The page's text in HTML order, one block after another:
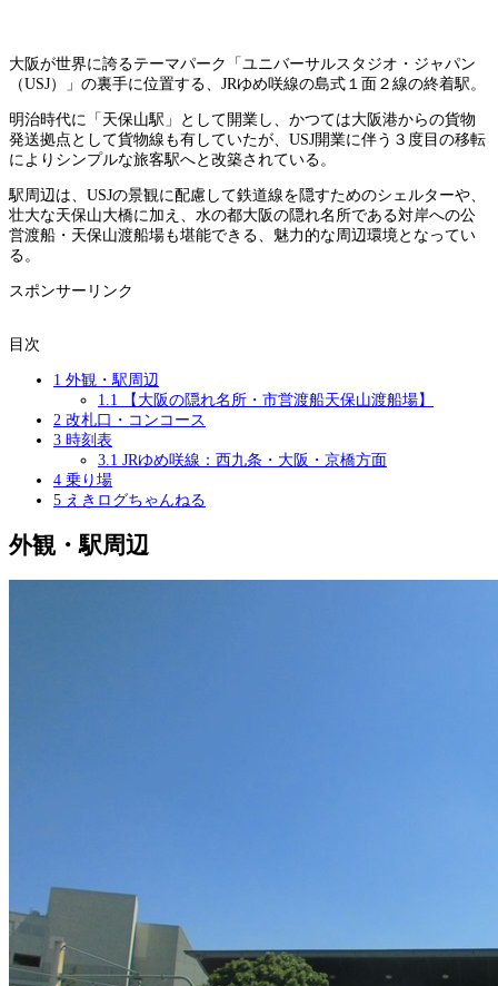
大阪が世界に誇るテーマパーク「ユニバーサルスタジオ・ジャパン
（USJ）」の裏手に位置する、JRゆめ咲線の島式１面２線の終着駅。
明治時代に「天保山駅」として開業し、かつては大阪港からの貨物
発送拠点として貨物線も有していたが、USJ開業に伴う３度目の移転
によりシンプルな旅客駅へと改築されている。
駅周辺は、USJの景観に配慮して鉄道線を隠すためのシェルターや、
壮大な天保山大橋に加え、水の都大阪の隠れ名所である対岸への公
営渡船・天保山渡船場も堪能できる、魅力的な周辺環境となってい
る。
スポンサーリンク
目次
1 外観・駅周辺
1.1
【大阪の隠れ名所・市営渡船天保山渡船場】
2 改札口・コンコース
3 時刻表
3.1 JRゆめ咲線：西九条・大阪・京橋方面
4 乗り場
5 えきログちゃんねる
外観・駅周辺